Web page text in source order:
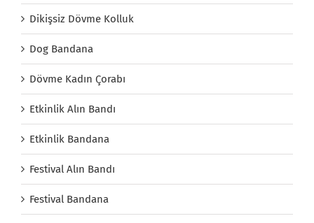
Dikişsiz Dövme Kolluk
Dog Bandana
Dövme Kadın Çorabı
Etkinlik Alın Bandı
Etkinlik Bandana
Festival Alın Bandı
Festival Bandana